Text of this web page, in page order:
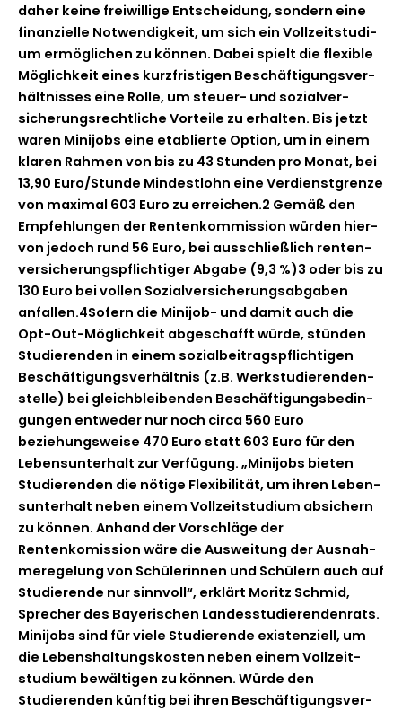
daher keine frei­willige Entschei­dung, son­dern eine
finanzielle Notwendigkeit, um sich ein Vol­lzeit­studi­
um ermöglichen zu kön­nen. Dabei spielt die flex­i­ble
Möglichkeit eines kurzfristi­gen Beschäf­ti­gungsver­
hält­niss­es eine Rolle, um steuer- und sozialver­
sicherungsrechtliche Vorteile zu erhal­ten. Bis jet­zt
waren Mini­jobs eine etablierte Option, um in einem
klaren Rah­men von bis zu 43 Stun­den pro Monat, bei
13,90 Euro/Stunde Min­dest­lohn eine Ver­di­en­st­gren­ze
von max­i­mal 603 Euro zu erre­ichen.2 Gemäß den
Empfehlun­gen der Rentenkom­mis­sion wür­den hier­
von jedoch rund 56 Euro, bei auss­chließlich renten­
ver­sicherungspflichtiger Abgabe (9,3 %)3 oder bis zu
130 Euro bei vollen Sozialver­sicherungsab­gaben
anfall­en.4Sofern die Mini­job- und damit auch die
Opt-Out-Möglichkeit abgeschafft würde, stün­den
Studieren­den in einem sozial­beitragspflichti­gen
Beschäf­ti­gungsver­hält­nis (z.B. Werk­studieren­den­
stelle) bei gle­ich­bleiben­den Beschäf­ti­gungs­be­din­
gun­gen entwed­er nur noch cir­ca 560 Euro
beziehungsweise 470 Euro statt 603 Euro für den
Leben­sun­ter­halt zur Ver­fü­gung. „Mini­jobs bieten
Studieren­den die nötige Flex­i­bil­ität, um ihren Leben­
sun­ter­halt neben einem Vol­lzeit­studi­um absich­ern
zu kön­nen. Anhand der Vorschläge der
Rentenkomis­sion wäre die Ausweitung der Aus­nah­
meregelung von Schü­lerin­nen und Schülern auch auf
Studierende nur sin­nvoll“, erk­lärt Moritz Schmid,
Sprech­er des Bay­erischen Lan­desstudieren­den­rats.
Mini­jobs sind für viele Studierende exis­ten­ziell, um
die Leben­shal­tungskosten neben einem Vol­lzeit­
studi­um bewälti­gen zu kön­nen. Würde den
Studieren­den kün­ftig bei ihren Beschäf­ti­gungsver­